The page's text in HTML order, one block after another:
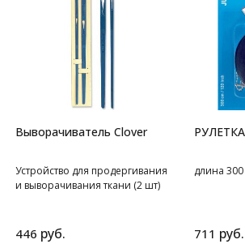
Выворачиватель Clover
Устройство для продергивания
и выворачивания ткани (2 шт)
446 руб.
РУЛЕТКА
длина
711 руб.